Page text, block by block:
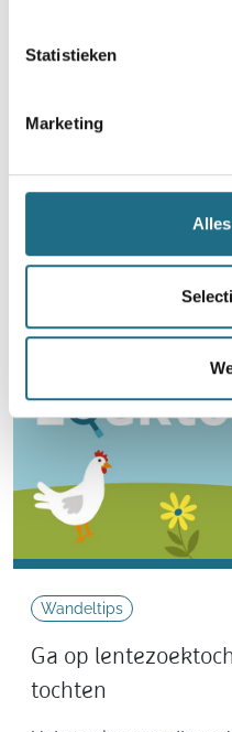
Statistieken
Marketing
Word lid en
Wandeltips
Ga op
tochten